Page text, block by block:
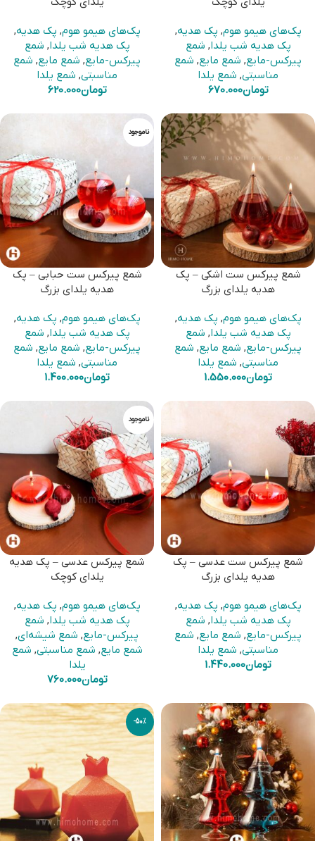
پک‌های هیمو هوم, پک هدیه,
پک هدیه شب یلدا, شمع
پیرکس-مایع, شمع مایع, شمع
مناسبتی, شمع یلدا
تومان670.000
پک‌های هیمو هوم, پک هدیه,
پک هدیه شب یلدا, شمع
پیرکس-مایع, شمع مایع, شمع
مناسبتی, شمع یلدا
تومان620.000
شمع پیرکس ست اشکی – پک
هدیه یلدای بزرگ
پک‌های هیمو هوم, پک هدیه,
پک هدیه شب یلدا, شمع
پیرکس-مایع, شمع مایع, شمع
مناسبتی, شمع یلدا
تومان1.550.000
ناموجود
شمع پیرکس ست حبابی – پک
هدیه یلدای بزرگ
پک‌های هیمو هوم, پک هدیه,
پک هدیه شب یلدا, شمع
پیرکس-مایع, شمع مایع, شمع
مناسبتی, شمع یلدا
تومان1.400.000
شمع پیرکس ست عدسی – پک
هدیه یلدای بزرگ
پک‌های هیمو هوم, پک هدیه,
پک هدیه شب یلدا, شمع
پیرکس-مایع, شمع مایع, شمع
مناسبتی, شمع یلدا
تومان1.440.000
ناموجود
شمع پیرکس عدسی – پک هدیه
یلدای کوچک
پک‌های هیمو هوم, پک هدیه,
پک هدیه شب یلدا, شمع
پیرکس-مایع, شمع شیشه‌ای,
شمع مایع, شمع مناسبتی, شمع
یلدا
تومان760.000
-50%